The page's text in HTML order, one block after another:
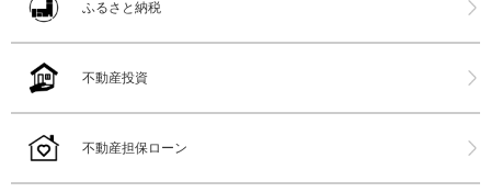
ふるさと納税
不動産投資
不動産担保ローン